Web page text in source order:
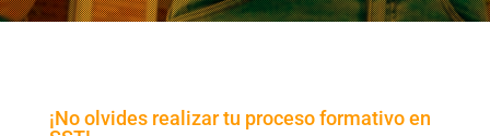
¡No olvides realizar tu proceso formativo en